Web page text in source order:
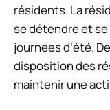
résidents. La
se détendre et
journées d’été.
disposition des
maintenir une